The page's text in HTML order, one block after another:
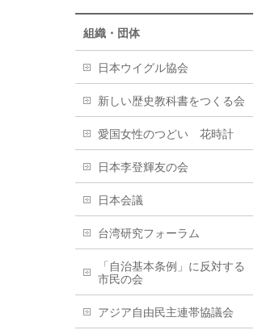
組織・団体
日本ウイグル協会
新しい歴史教科書をつくる会
愛国女性のつどい 花時計
日本李登輝友の会
日本会議
台湾研究フォーラム
「自治基本条例」に反対する
市民の会
アジア自由民主連帯協議会